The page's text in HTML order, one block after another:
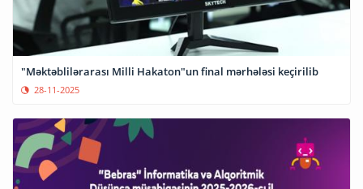
"Məktəblilərarası Milli Hakaton"un final mərhələsi keçirilib
28-11-2025